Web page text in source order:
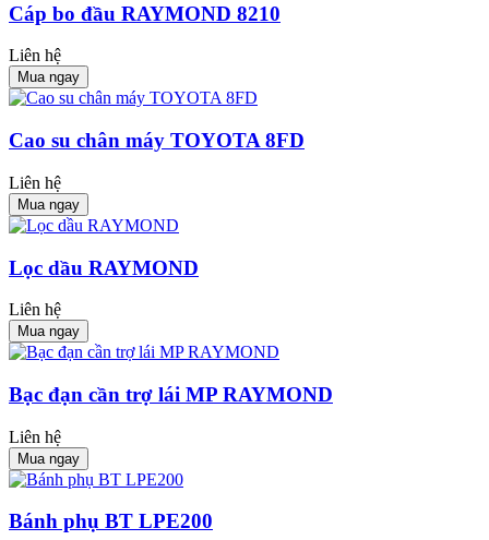
Cáp bo đầu RAYMOND 8210
Liên hệ
Mua ngay
Cao su chân máy TOYOTA 8FD
Liên hệ
Mua ngay
Lọc dầu RAYMOND
Liên hệ
Mua ngay
Bạc đạn cần trợ lái MP RAYMOND
Liên hệ
Mua ngay
Bánh phụ BT LPE200